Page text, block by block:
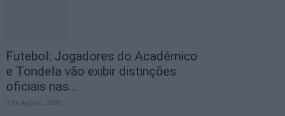
Futebol: Jogadores do Académico
e Tondela vão exibir distinções
oficiais nas...
7 de Agosto, 2026